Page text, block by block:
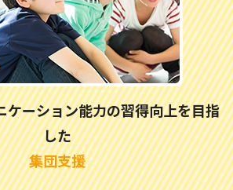
ケーション能力の習得向上を目指
した
集団支援